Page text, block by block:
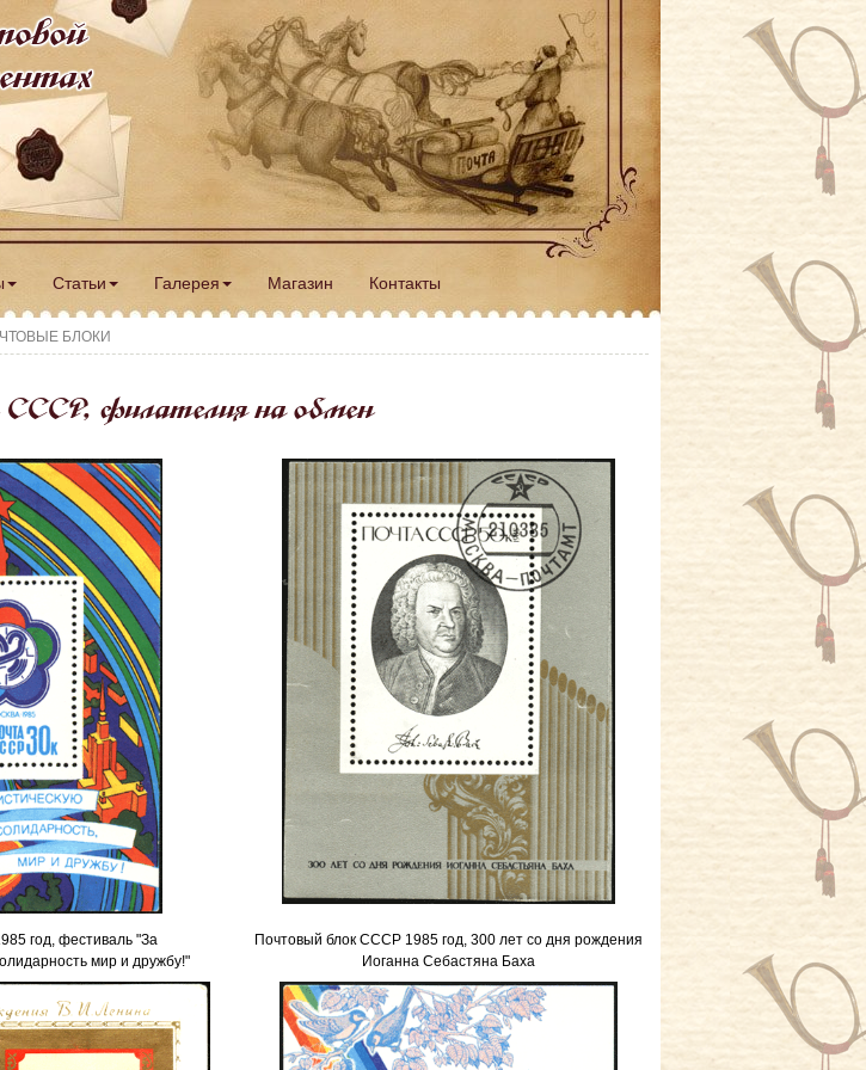
Статьи Галерея Магазин Контакты
БЛОКИ
филателия на обмен
год, фестиваль "За
мир и дружбу!"
Почтовый блок СССР 1985 год, 300 лет со дня рождения
Иоганна Себастяна Баха